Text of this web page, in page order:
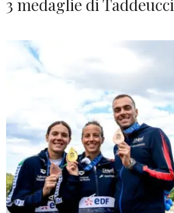
3 medaglie di Taddeucci